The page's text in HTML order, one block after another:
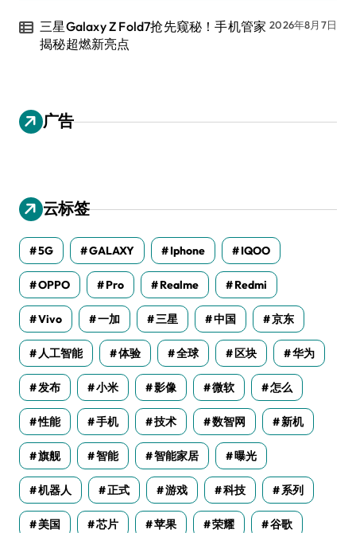
三星Galaxy Z Fold7抢先窥秘！手机管家
揭秘超燃新亮点
2026年8月7日
广告
云标签
5G GALAXY Iphone IQOO
OPPO Pro Realme Redmi
Vivo 一加 三星 中国 京东
人工智能 体验 全球 区块 华为
发布 小米 影像 微软 怎么
性能 手机 技术 数智网 新机
旗舰 智能 智能家居 曝光
机器人 正式 游戏 科技 系列
美国 芯片 苹果 荣耀 谷歌